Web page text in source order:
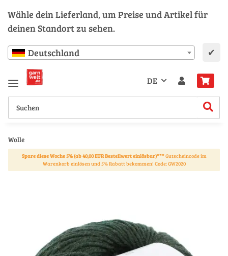
Wähle dein Lieferland, um Preise und Artikel für
deinen Standort zu sehen.
Deutschland ✔
DE
Wolle
Spare diese Woche 5% (ab 40,00 EUR Bestellwert einlösbar)***Gutscheincode im
Warenkorb einlösen und 5% Rabatt bekommen! Code: GW2020